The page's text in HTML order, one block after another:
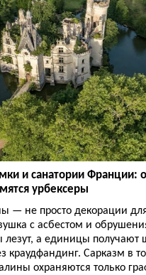
и санатории Франции:
урбексеры
— не просто декорации
с асбестом и
лезут, а единицы получают
краудфандинг. Сарказм в
охраняются только